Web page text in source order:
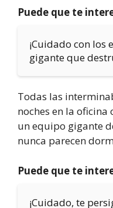
Puede que te
¡Cuidado con los
gigante que
Todas las
noches en la
un equipo gigante
nunca parecen
Puede que te
¡Cuidado, te